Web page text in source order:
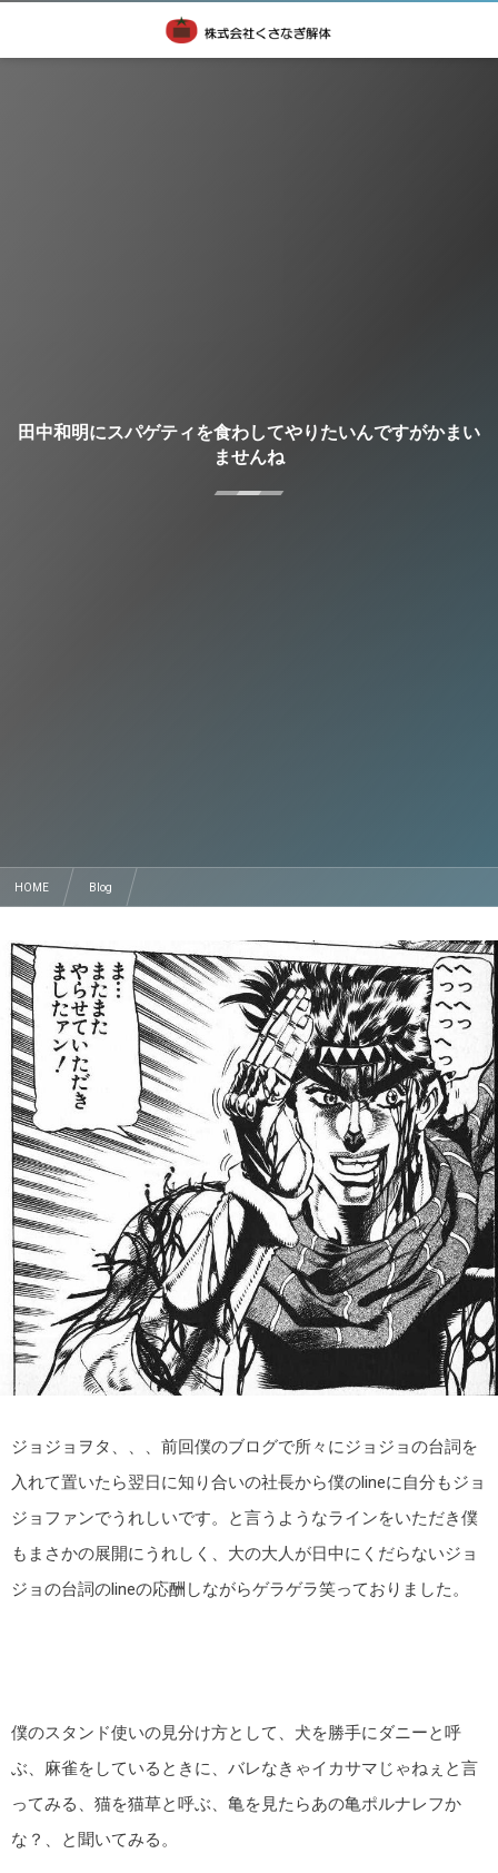
田中和明にスパゲティを食わしてやりたいんですがかまい
ませんね
HOME Blog
ジョジョヲタ、、、前回僕のブログで所々にジョジョの台詞を
入れて置いたら翌日に知り合いの社長から僕のlineに自分もジョ
ジョファンでうれしいです。と言うようなラインをいただき僕
もまさかの展開にうれしく、大の大人が日中にくだらないジョ
ジョの台詞のlineの応酬しながらゲラゲラ笑っておりました。
僕のスタンド使いの見分け方として、犬を勝手にダニーと呼
ぶ、麻雀をしているときに、バレなきゃイカサマじゃねぇと言
ってみる、猫を猫草と呼ぶ、亀を見たらあの亀ポルナレフか
な？、と聞いてみる。